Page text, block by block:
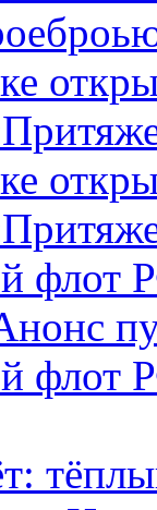
флот
флот